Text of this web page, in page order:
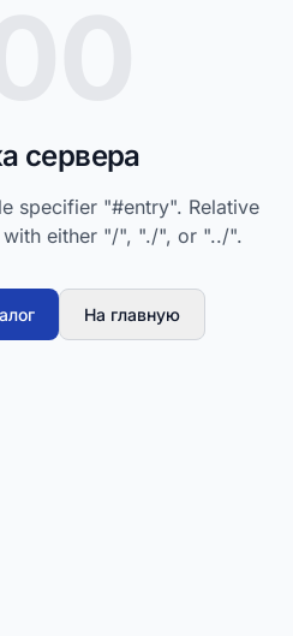
сервера
specifier "#entry". Relative
with either "/", "./", or "../".
На главную